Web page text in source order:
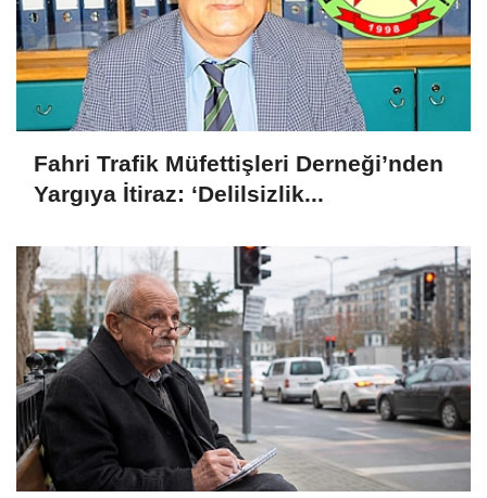
Fahri Trafik Müfettişleri Derneği’nden
Yargıya İtiraz: ‘Delilsizlik...